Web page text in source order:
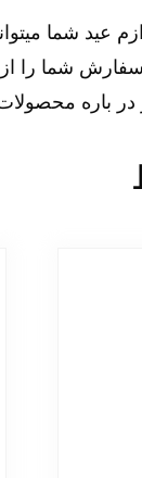
09373701119 تماس
شما را
باره محصولات